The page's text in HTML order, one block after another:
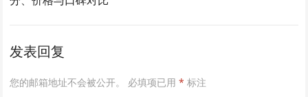
发表回复
您的邮箱地址不会被公开。 必填项已用* 标注